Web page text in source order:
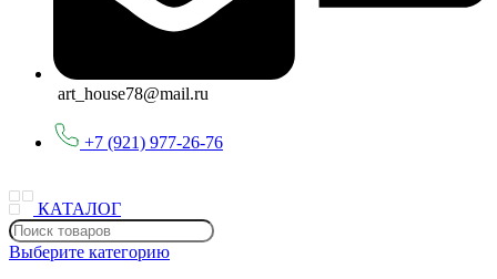
art_house78@mail.ru
+7 (921) 977-26-76
КАТАЛОГ
Выберите категорию